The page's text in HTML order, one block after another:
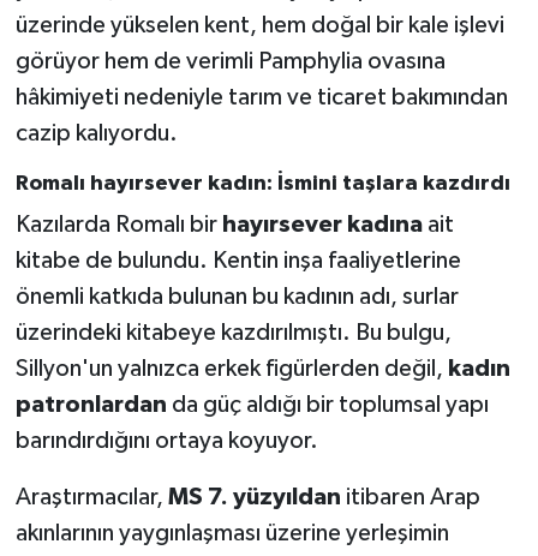
üzerinde yükselen kent, hem doğal bir kale işlevi
görüyor hem de verimli Pamphylia ovasına
hâkimiyeti nedeniyle tarım ve ticaret bakımından
cazip kalıyordu.
Romalı hayırsever kadın: İsmini taşlara kazdırdı
Kazılarda Romalı bir hayırsever kadınaait
kitabe de bulundu. Kentin inşa faaliyetlerine
önemli katkıda bulunan bu kadının adı, surlar
üzerindeki kitabeye kazdırılmıştı. Bu bulgu,
Sillyon'un yalnızca erkek figürlerden değil, kadın
patronlardan da güç aldığı bir toplumsal yapı
barındırdığını ortaya koyuyor.
Araştırmacılar, MS 7. yüzyıldan itibaren Arap
akınlarının yaygınlaşması üzerine yerleşimin